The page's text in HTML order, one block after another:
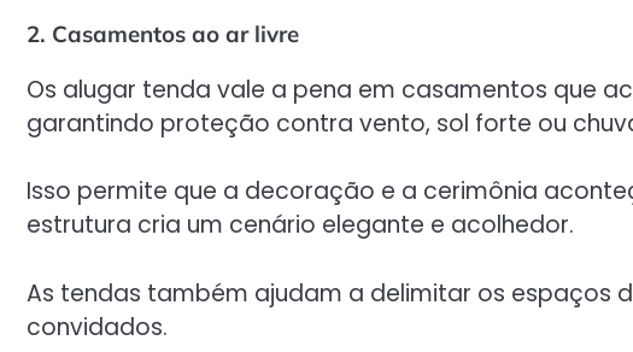
2. Casamentos ao ar livre
Os alugar tenda vale a pena em casamentos que
garantindo proteção contra vento, sol forte ou
Isso permite que a decoração e a cerimônia
estrutura cria um cenário elegante e acolhedor.
As tendas também ajudam a delimitar os espaços
convidados.